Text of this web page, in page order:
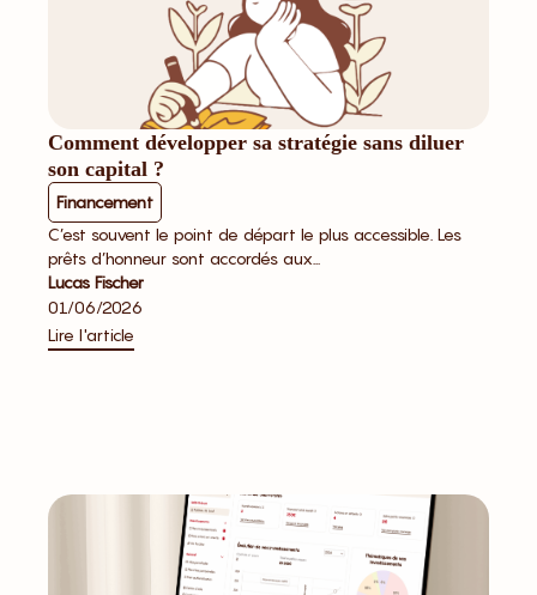
Comment développer sa stratégie sans diluer
son capital ?
C’est souvent le point de départ le plus accessible. Les
prêts d’honneur sont accordés aux...
Financement
Lucas Fischer
01/06/2026
Lire l'article